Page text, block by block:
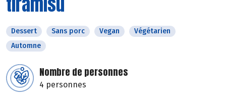
Dessert Sans porc Vegan
Végétarien
Automne
Nombre de personnes
4 personnes